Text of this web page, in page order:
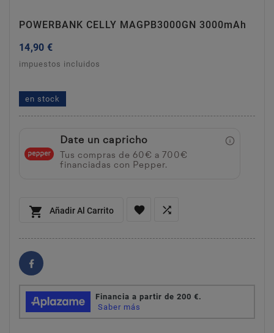
POWERBANK CELLY MAGPB3000GN 3000mAh
14,90 €
impuestos incluidos
en stock
Date un capricho
Tus compras de 60€ a 700€
financiadas con Pepper.
 Añadir Al Carrito  